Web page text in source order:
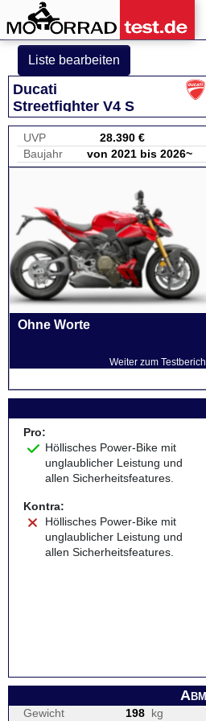
Liste bearbeiten
Ducati
Streetfighter V4 S
UVP
28.390 €
Baujahr
von 2021 bis 2026~
Ohne Worte
Weiter zum
Pro:
Höllisches Power-Bike mit
unglaublicher Leistung und
allen Sicherheitsfeatures.
Kontra:
Höllisches Power-Bike mit
unglaublicher Leistung und
allen Sicherheitsfeatures.
Gewicht 198 kg